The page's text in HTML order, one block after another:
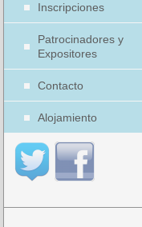
Inscripciones
Patrocinadores y
Expositores
Contacto
Alojamiento